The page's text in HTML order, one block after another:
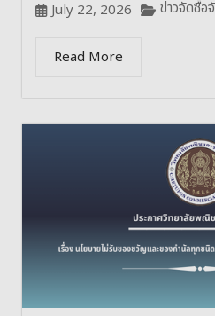
July 22, 2026 ข่าวจัดซื้อ
Read More